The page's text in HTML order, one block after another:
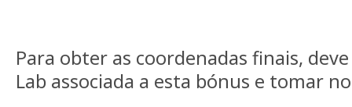
Para obter as coordenadas finais,
Lab associada a esta bónus e tomar